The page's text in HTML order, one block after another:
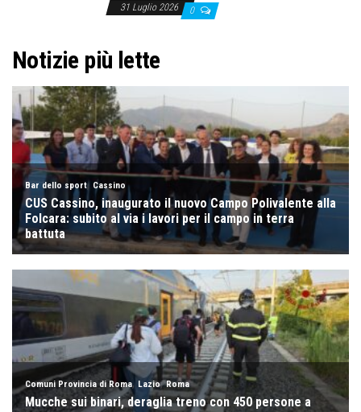
31 Luglio 2026 0
Notizie più lette